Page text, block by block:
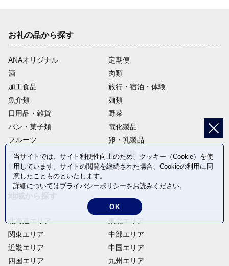
お礼の品から探す
ANAオリジナル
定期便
酒
肉類
加工食品
旅行・宿泊・体験
魚介類
麺類
日用品・雑貨
野菜
パン・菓子類
電化製品
フルーツ
卵・乳製品
ファッション
米・穀物
飲料(酒以外)
返礼品なし
北海道エリア
関東エリア
近畿エリア
四国エリア
東北エリア
中部エリア
中国エリア
九州エリア
当サイトでは、サイト利便性向上のため、クッキー（Cookie）を使
用しています。サイトの閲覧を継続された場合、Cookieの利用に同
意したことものといたします。
詳細についてはプライバシーポリシーをお読みください。
OK